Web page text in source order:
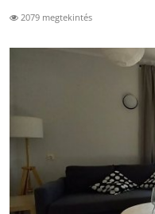
2079 megtekintés